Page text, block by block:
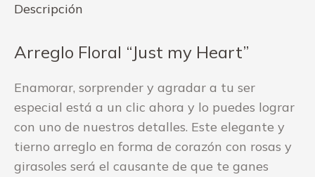
Descripción
Arreglo Floral “Just my Heart”
Enamorar, sorprender y agradar a tu ser
especial está a un clic ahora y lo puedes lograr
con uno de nuestros detalles. Este elegante y
tierno arreglo en forma de corazón con rosas y
girasoles será el causante de que te ganes